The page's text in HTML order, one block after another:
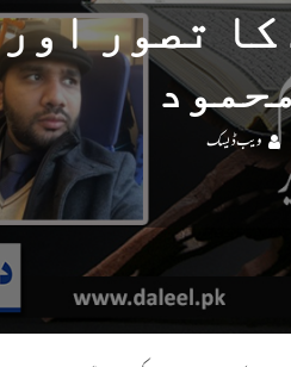
کا تصور اور
ویب ڈیسک